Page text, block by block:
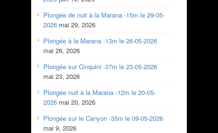
Plongée de nuit à la Marana -15m le 29-05-
2026 mai 29, 2026
Plongée à la Marana -13m le 26-05-2026
mai 26, 2026
Plongée sur Cinquini -37m le 23-05-2026
mai 23, 2026
Plongée nuit à la Marana -12m le 20-05-
2026 mai 20, 2026
Plongée sur le Canyon -35m le 09-05-2026
mai 9, 2026